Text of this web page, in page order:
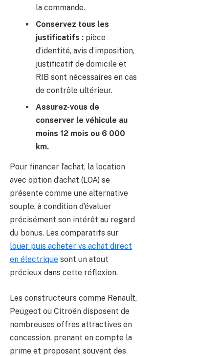
la commande.
Conservez tous les
justificatifs : pièce
d’identité, avis d’imposition,
justificatif de domicile et
RIB sont nécessaires en cas
de contrôle ultérieur.
Assurez-vous de
conserver le véhicule au
moins 12 mois ou 6 000
km.
Pour financer l’achat, la location
avec option d’achat (LOA) se
présente comme une alternative
souple, à condition d’évaluer
précisément son intérêt au regard
du bonus. Les comparatifs sur
louer puis acheter vs achat direct
en électrique sont un atout
précieux dans cette réflexion.
Les constructeurs comme Renault,
Peugeot ou Citroën disposent de
nombreuses offres attractives en
concession, prenant en compte la
prime et proposant souvent des